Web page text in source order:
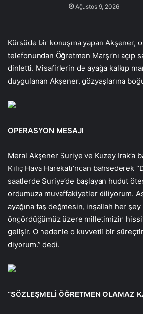
Ağustos 9, 2026
Kürsüde bir konuşma yapan Akşener, o
telefonundan Öğretmen Marşı’nı açıp
dinletti. Misafirlerin de ayağa kalkıp
duygulanan Akşener, gözyaşlarına
OPERASYON MESAJI
Meral Akşener Suriye ve Kuzey Irak’a
Kılıç Hava Harekatı’ndan bahsederek
saatlerde Suriye’de başlayan hudut
ordumuza muvaffakiyetler diliyorum.
ayağına taş değmesin, inşallah her şey
öngördüğümüz üzere milletimizin
gelişir. O nedenle o kuvvetli bir
diyorum.” dedi.
“SÖZLEŞMELİ ÖĞRETMEN OLAMAZ